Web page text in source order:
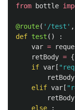
from bottle
@route( ' /test ' ,
def test ()
:
var =
retBody =
if var[ " req
retBody
elif var[ "
retBody
else
: